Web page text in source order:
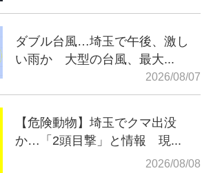
ダブル台風…埼玉で午後、激し
い雨か 大型の台風、最大...
2026/08/07
【危険動物】埼玉でクマ出没
か…「2頭目撃」と情報 現...
2026/08/08